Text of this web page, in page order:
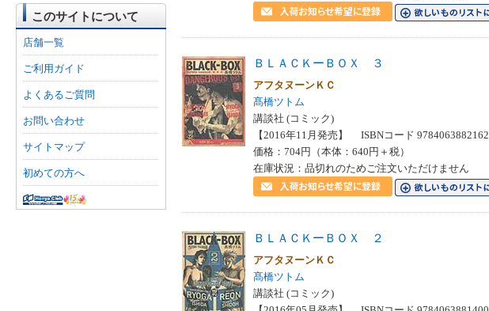
このサイトについて
店舗一覧
ご利用ガイド
よくあるご質問
お問い合わせ
サイトマップ
初めての方へ
ＢＬＡＣＫーＢＯＸ ３
アフタヌーンＫＣ
髙橋ツトム
講談社 (コミック)
【2016年11月発売】 ISBNコード 9784063882162
価格：704円（本体：640円＋税）
在庫状況：品切れのためご注文いただけません
ＢＬＡＣＫーＢＯＸ ２
アフタヌーンＫＣ
髙橋ツトム
講談社 (コミック)